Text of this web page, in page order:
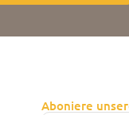
Aboniere